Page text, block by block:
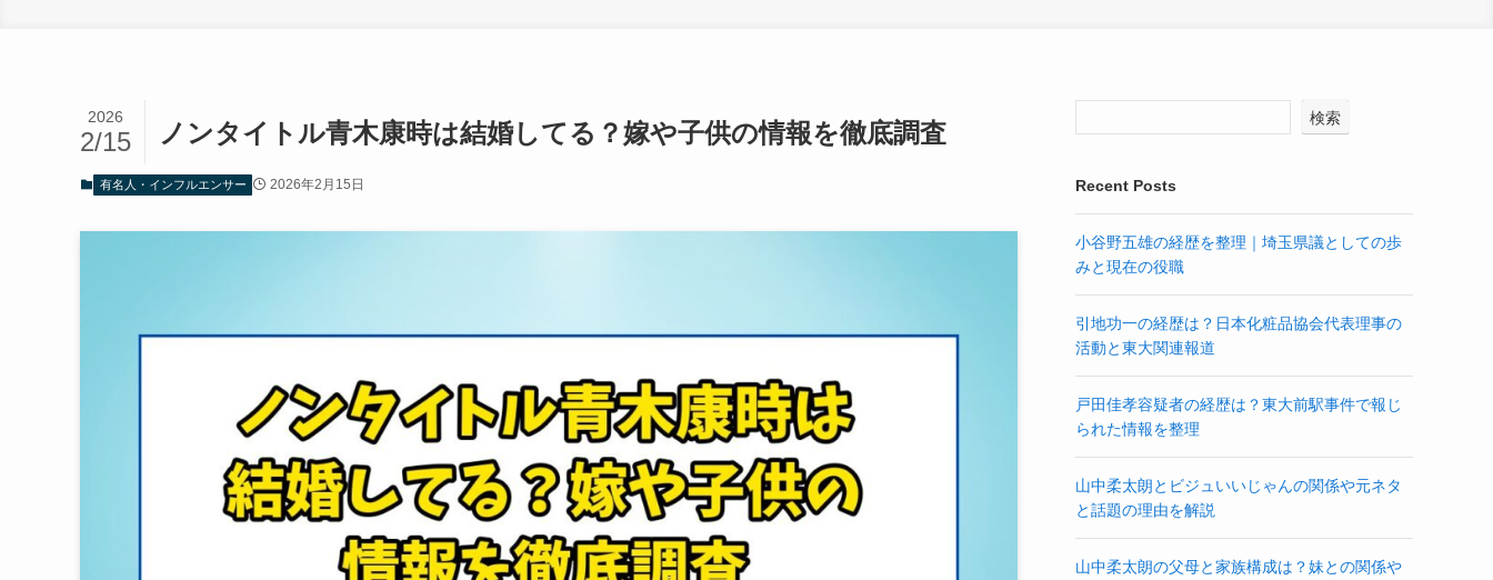
ノンタイトル青木康時は結婚してる？嫁や子供の情報を徹底調査
2026
2/15
有名人・インフルエンサー 2026年2月15日
検索
Recent Posts
小谷野五雄の経歴を整理｜埼玉県議としての歩
みと現在の役職
引地功一の経歴は？日本化粧品協会代表理事の
活動と東大関連報道
戸田佳孝容疑者の経歴は？東大前駅事件で報じ
られた情報を整理
山中柔太朗とビジュいいじゃんの関係や元ネタ
と話題の理由を解説
山中柔太朗の父母と家族構成は？妹との関係や